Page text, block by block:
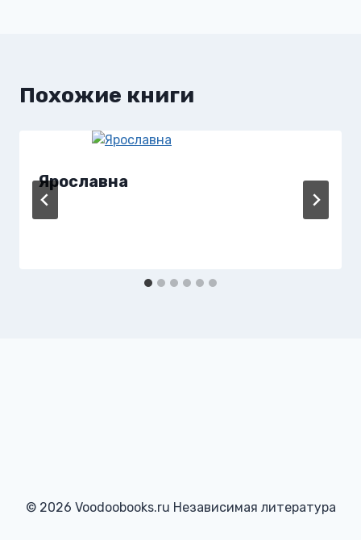
Похожие книги
Ярославна
© 2026 Voodoobooks.ru Независимая литература